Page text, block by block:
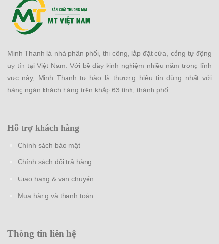
Minh Thanh là nhà phân phối, thi công, lắp đặt cửa, cổng tự động
uy tín tại Việt Nam. Với bề dày kinh nghiệm nhiều năm trong lĩnh
vực này, Minh Thanh tự hào là thương hiệu tin dùng nhất với
hàng ngàn khách hàng trên khắp 63 tỉnh, thành phố.
Hỗ trợ khách hàng
Chính sách bảo mật
Chính sách đổi trả hàng
Giao hàng & vận chuyển
Mua hàng và thanh toán
Thông tin liên hệ